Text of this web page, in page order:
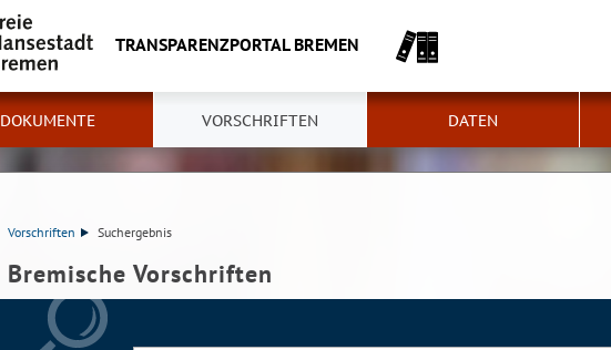
TRANSPARENZPORTAL BREMEN
DOKUMENTE VORSCHRIFTEN DATEN
Vorschriften Suchergebnis
Bremische Vorschriften